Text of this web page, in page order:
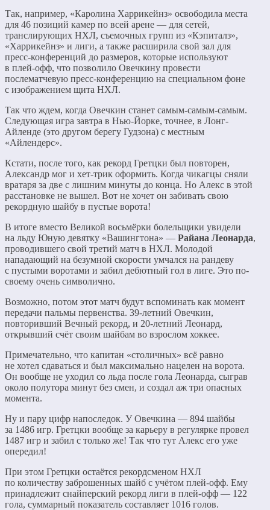
Так, например, «Каролина Харрикейнз» освободила места
для 46 позиций камер по всей арене — для сетей,
транслирующих НХЛ, съемочных групп из «Кэпиталз»,
«Харрикейнз» и лиги, а также расширила свой зал для
пресс-конференций до размеров, которые используют
в плей-офф, что позволило Овечкину провести
послематчевую пресс-конференцию на специальном фоне
с изображением щита НХЛ.
Так что ждем, когда Овечкин станет самым-самым-самым.
Следующая игра завтра в Нью-Йорке, точнее, в Лонг-
Айленде (это другом берегу Гудзона) с местным
«Айлендерс».
Кстати, после того, как рекорд Гретцки был повторен,
Александр мог и хет-трик оформить. Когда чикагцы сняли
вратаря за две с лишним минуты до конца. Но Алекс в этой
расстановке не вышел. Вот не хочет он забивать свою
рекордную шайбу в пустые ворота!
В итоге вместо Великой восьмёрки болельщики увидели
на льду Юную девятку «Вашингтона» — Райана Леонарда,
проводившего свой третий матч в НХЛ. Молодой
нападающий на безумной скорости умчался на рандеву
с пустыми воротами и забил дебютный гол в лиге. Это по-
своему очень символично.
Возможно, потом этот матч будут вспоминать как момент
передачи пальмы первенства. 39-летний Овечкин,
повторивший Вечный рекорд, и 20-летний Леонард,
открывший счёт своим шайбам во взрослом хоккее.
Примечательно, что капитан «столичных» всё равно
не хотел сдаваться и был максимально нацелен на ворота.
Он вообще не уходил со льда после гола Леонарда, сыграв
около полутора минут без смен, и создал аж три опасных
момента.
Ну и пару цифр напоследок. У Овечкина — 894 шайбы
за 1486 игр. Гретцки вообще за карьеру в регулярке провел
1487 игр и забил с только же! Так что тут Алекс его уже
опередил!
При этом Гретцки остаётся рекордсменом НХЛ
по количеству заброшенных шайб с учётом плей-офф. Ему
принадлежит снайперский рекорд лиги в плей-офф — 122
гола, суммарный показатель составляет 1016 голов.